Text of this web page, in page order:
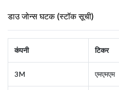
डाउ जोन्स घटक (स्टॉक सूची)
कंपनी टिकर
3M एमएमएम